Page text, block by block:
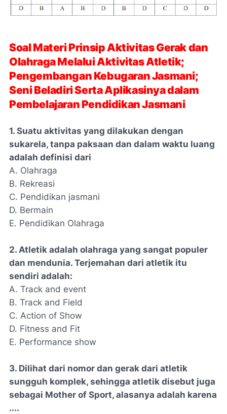
Soal Materi Prinsip Aktivitas Gerak dan
Olahraga Melalui Aktivitas Atletik;
Pengembangan Kebugaran Jasmani;
Seni Beladiri Serta Aplikasinya dalam
Pembelajaran Pendidikan Jasmani
1. Suatu aktivitas yang dilakukan dengan
sukarela, tanpa paksaan dan dalam waktu luang
adalah definisi dari
A. Olahraga
B. Rekreasi
C. Pendidikan jasmani
D. Bermain
E. Pendidikan Olahraga
2. Atletik adalah olahraga yang sangat populer
dan mendunia. Terjemahan dari atletik itu
sendiri adalah:
A. Track and event
B. Track and Field
C. Action of Show
D. Fitness and Fit
E. Performance show
3. Dilihat dari nomor dan gerak dari atletik
sungguh komplek, sehingga atletik disebut juga
sebagai Mother of Sport, alasanya adalah karena
....